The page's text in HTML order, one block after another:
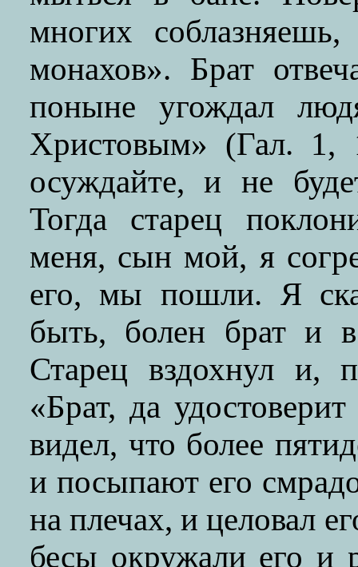
многих
монахов». Брат
поныне угождал
Христовым» (Гал. 1,
осуждайте, и не
Тогда старец
меня, сын мой, я
его, мы пошли. Я
быть, болен брат и в
Старец вздохнул и,
«Брат, да
видел, что более
и посыпают его
на плечах, и целовал
бесы окружали его и